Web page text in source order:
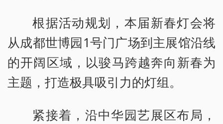
根据活动规划，本届新春灯会将
从成都世博园1号门广场到主展馆沿线
的开阔区域，以骏马跨越奔向新春为
主题，打造极具吸引力的灯组。
紧接着，沿中华园艺展区布局，